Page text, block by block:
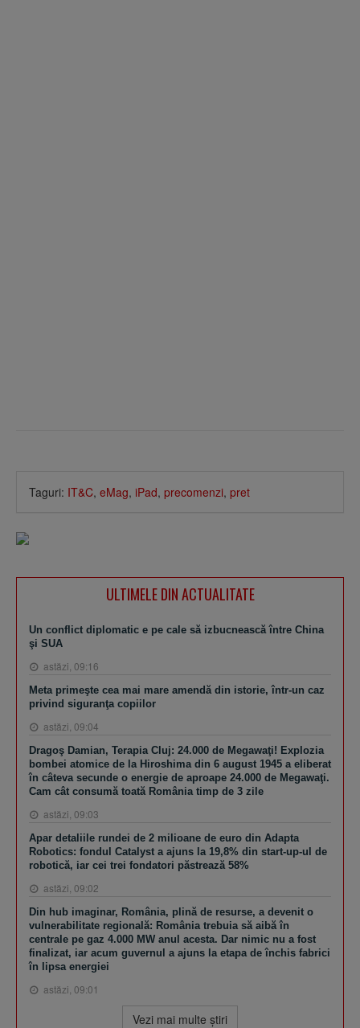
Taguri: IT&C, eMag, iPad, precomenzi, pret
ULTIMELE DIN ACTUALITATE
Un conflict diplomatic e pe cale să izbucnească între China
şi SUA
astăzi, 09:16
Meta primeşte cea mai mare amendă din istorie, într-un caz
privind siguranţa copiilor
astăzi, 09:04
Dragoş Damian, Terapia Cluj: 24.000 de Megawaţi! Explozia
bombei atomice de la Hiroshima din 6 august 1945 a eliberat
în câteva secunde o energie de aproape 24.000 de Megawaţi.
Cam cât consumă toată România timp de 3 zile
astăzi, 09:03
Apar detaliile rundei de 2 milioane de euro din Adapta
Robotics: fondul Catalyst a ajuns la 19,8% din start-up-ul de
robotică, iar cei trei fondatori păstrează 58%
astăzi, 09:02
Din hub imaginar, România, plină de resurse, a devenit o
vulnerabilitate regională: România trebuia să aibă în
centrale pe gaz 4.000 MW anul acesta. Dar nimic nu a fost
finalizat, iar acum guvernul a ajuns la etapa de închis fabrici
în lipsa energiei
astăzi, 09:01
Vezi mai multe ştiri